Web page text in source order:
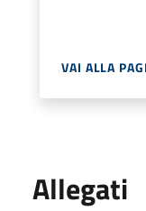
VAI ALLA
Allegati